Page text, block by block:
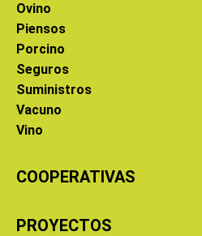
Ovino
Piensos
Porcino
Seguros
Suministros
Vacuno
Vino
COOPERATIVAS
PROYECTOS